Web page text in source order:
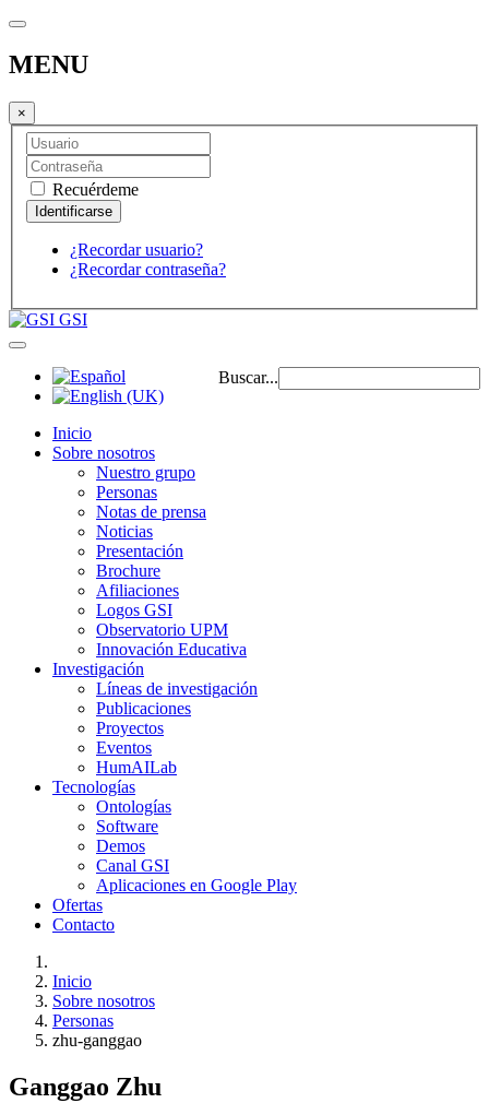
MENU
×
Recuérdeme
¿Recordar usuario?
¿Recordar contraseña?
GSI
Buscar...
Inicio
Sobre nosotros
Nuestro grupo
Personas
Notas de prensa
Noticias
Presentación
Brochure
Afiliaciones
Logos GSI
Observatorio UPM
Innovación Educativa
Investigación
Líneas de investigación
Publicaciones
Proyectos
Eventos
HumAILab
Tecnologías
Ontologías
Software
Demos
Canal GSI
Aplicaciones en Google Play
Ofertas
Contacto
Inicio
Sobre nosotros
Personas
zhu-ganggao
Ganggao Zhu